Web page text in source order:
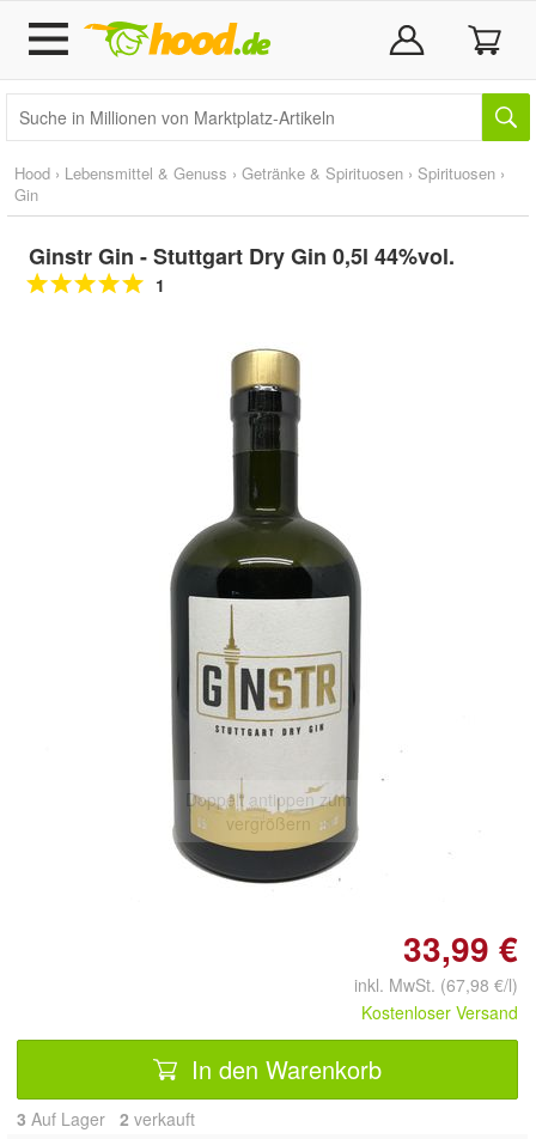
Hood › Lebensmittel & Genuss › Getränke & Spirituosen › Spirituosen ›
Gin
Ginstr Gin - Stuttgart Dry Gin 0,5l 44%vol.
1
Doppelt antippen zum
vergrößern
33,99 €
inkl. MwSt. (67,98 €/l)
Kostenloser Versand
In den Warenkorb
3 Auf Lager 2 verkauft